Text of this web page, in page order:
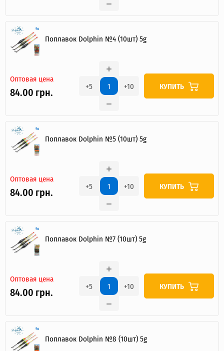
Поплавок Dolphin №4 (10шт) 5g
Оптовая цена
84.00 грн. +5 +10 КУПИТЬ
Поплавок Dolphin №5 (10шт) 5g
Оптовая цена
84.00 грн. +5 +10 КУПИТЬ
Поплавок Dolphin №7 (10шт) 5g
Оптовая цена
84.00 грн. +5 +10 КУПИТЬ
Поплавок Dolphin №8 (10шт) 5g